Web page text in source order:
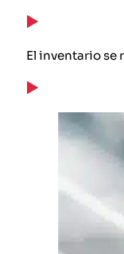
El inventario se